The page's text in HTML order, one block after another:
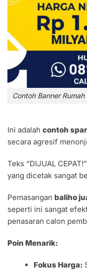
Contoh Banner Rumah
Ini adalah contoh
secara agresif
Teks “DIJUAL
yang dicetak sangat
Pemasangan baliho
seperti ini sangat
penasaran calon
Poin Menarik:
Fokus Harga: